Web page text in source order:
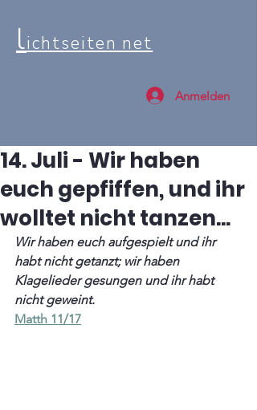
lichtseiten net
Anmelden
14. Juli - Wir haben
euch gepfiffen, und ihr
wolltet nicht tanzen...
Wir haben euch aufgespielt und ihr
habt nicht getanzt; wir haben
Klagelieder gesungen und ihr habt
nicht geweint.
Matth 11/17